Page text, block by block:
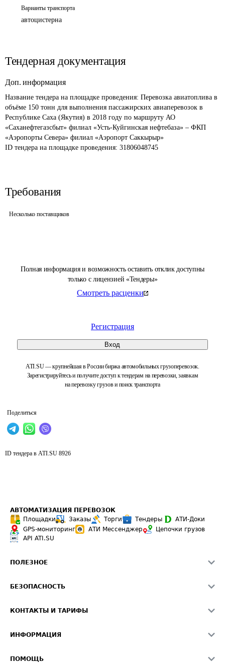
Полная информация и возможность оставить отклик доступны
только с лицензией «Тендеры»
Смотреть расценки
Регистрация
Вход
ATI.SU — крупнейшая в России биржа автомобильных грузоперевозок.
Зарегистрируйтесь и получите доступ к тендерам на перевозки, заявкам
на перевозку грузов и поиск транспорта
Поделиться
Варианты транспорта
автоцистерна
Тендерная документация
Доп. информация
Название тендера на площадке проведения: Перевозка авиатоплива в
объёме 150 тонн для выполнения пассажирских авиаперевозок в
Республике Саха (Якутия) в 2018 году по маршруту АО
«Саханефтегазсбыт» филиал «Усть-Куйгинская нефтебаза» – ФКП
«Аэропорты Севера» филиал «Аэропорт Саккырыр»
ID тендера на площадке проведения: 31806048745
Требования
Несколько поставщиков
ID тендера в ATI.SU 8926
АВТОМАТИЗАЦИЯ ПЕРЕВОЗОК
Площадки
Заказы Торги Тендеры
АТИ-Доки
GPS-мониторинг
АТИ Мессенджер
Цепочки грузов
API ATI.SU
ПОЛЕЗНОЕ
Звезды ATI.SU на вашем сайте
Средние ставки
БЕЗОПАСНОСТЬ
Светофор+
О формировании Паспорта
КОНТАКТЫ И ТАРИФЫ
Реклама на сайте
ИНФОРМАЦИЯ
ПОМОЩЬ